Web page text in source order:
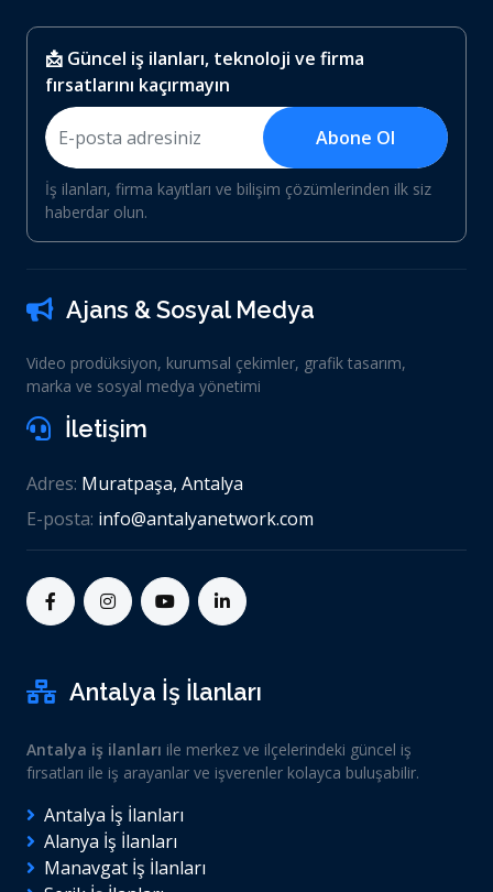
📩 Güncel iş ilanları, teknoloji ve firma
fırsatlarını kaçırmayın
Abone Ol
İş ilanları, firma kayıtları ve bilişim çözümlerinden ilk siz
haberdar olun.
Ajans & Sosyal Medya
Video prodüksiyon, kurumsal çekimler, grafik tasarım,
marka ve sosyal medya yönetimi
İletişim
Adres: Muratpaşa, Antalya
E-posta: info@antalyanetwork.com
Antalya İş İlanları
Antalya iş ilanları ile merkez ve ilçelerindeki güncel iş
fırsatları ile iş arayanlar ve işverenler kolayca buluşabilir.
Antalya İş İlanları
Alanya İş İlanları
Manavgat İş İlanları